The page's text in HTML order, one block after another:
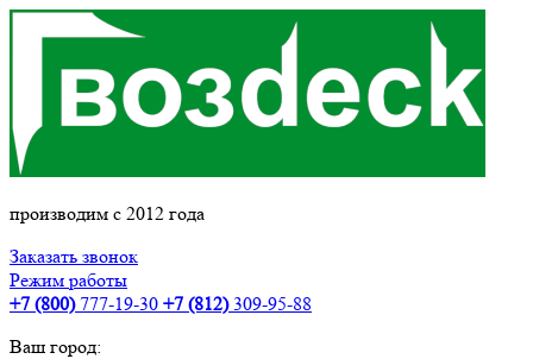
производим с 2012 года
Заказать звонок
Режим работы
+7 (800)777-19-30 +7 (812)309-95-88
Ваш город: